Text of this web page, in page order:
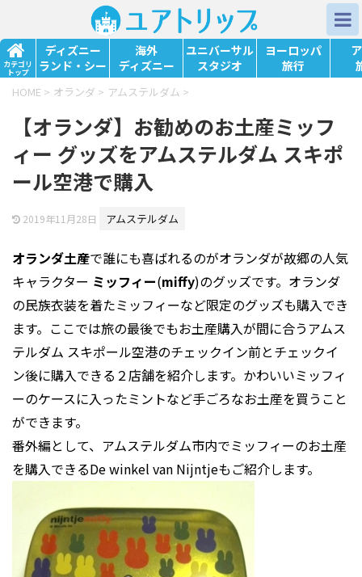
カテゴリ
トップ
ディズニー
ランド・シー
海外
ディズニー
ユニバーサル
スタジオ
ヨーロッパ
旅行
HOME > オランダ > アムステルダム >
【オランダ】お勧めのお土産ミッフ
ィー グッズをアムステルダム スキポ
ール空港で購入
2019年11月28日 アムステルダム
オランダ土産で誰にも喜ばれるのがオランダが故郷の人気
キャラクター ミッフィー(miffy)のグッズです。オランダ
の民族衣装を着たミッフィーなど限定のグッズも購入でき
ます。ここでは旅の最後でもお土産購入が間に合うアムス
テルダム スキポール空港のチェックイン前とチェックイ
ン後に購入できる２店舗を紹介します。かわいいミッフィ
ーのケースに入ったミントなど手ごろなお土産を買うこと
ができます。
番外編として、アムステルダム市内でミッフィーのお土産
を購入できるDe winkel van Nijntjeもご紹介します。